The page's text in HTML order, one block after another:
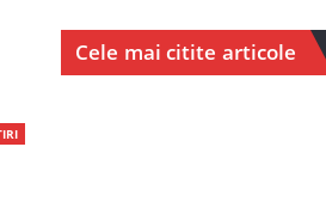
Cele mai citite articole